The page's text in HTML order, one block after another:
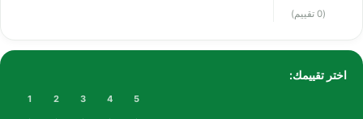
(0 تقييم)
اختر تقييمك:
1 2 3 4 5